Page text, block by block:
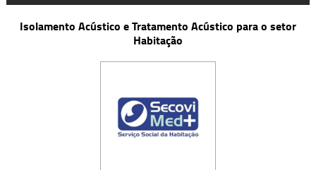
Isolamento Acústico e Tratamento Acústico para o setor
Habitação